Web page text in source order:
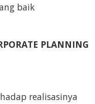
baik
PLANNING
realisasinya